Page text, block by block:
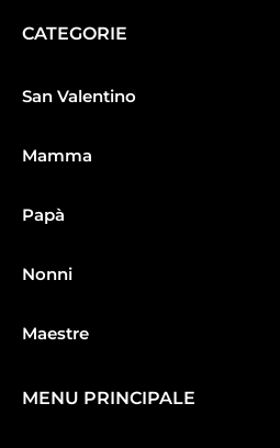
CATEGORIE
San Valentino
Mamma
Papà
Nonni
Maestre
MENU PRINCIPALE